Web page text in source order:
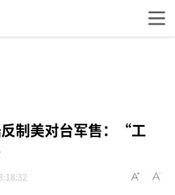
制美对台军售：“工